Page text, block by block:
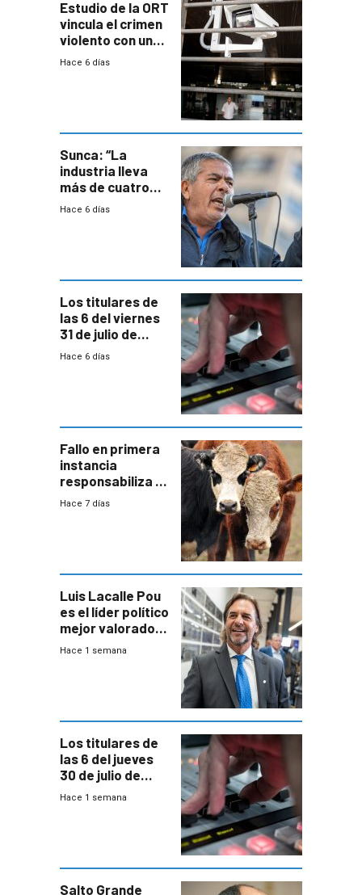
Estudio de la ORT
vincula el crimen
violento con una
menor creación
Hace 6 días
Sunca: “La
industria lleva
más de cuatro
meses sin
Hace 6 días
Los titulares de
las 6 del viernes
31 de julio de
2026
Hace 6 días
Fallo en primera
instancia
responsabiliza al
Estado por falta
Hace 7 días
Luis Lacalle Pou
es el líder político
mejor valorado
del país, según
Hace 1 semana
Los titulares de
las 6 del jueves
30 de julio de
2026
Hace 1 semana
Salto Grande